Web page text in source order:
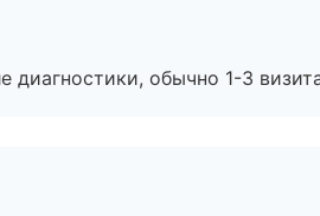
диагностики, обычно 1-3